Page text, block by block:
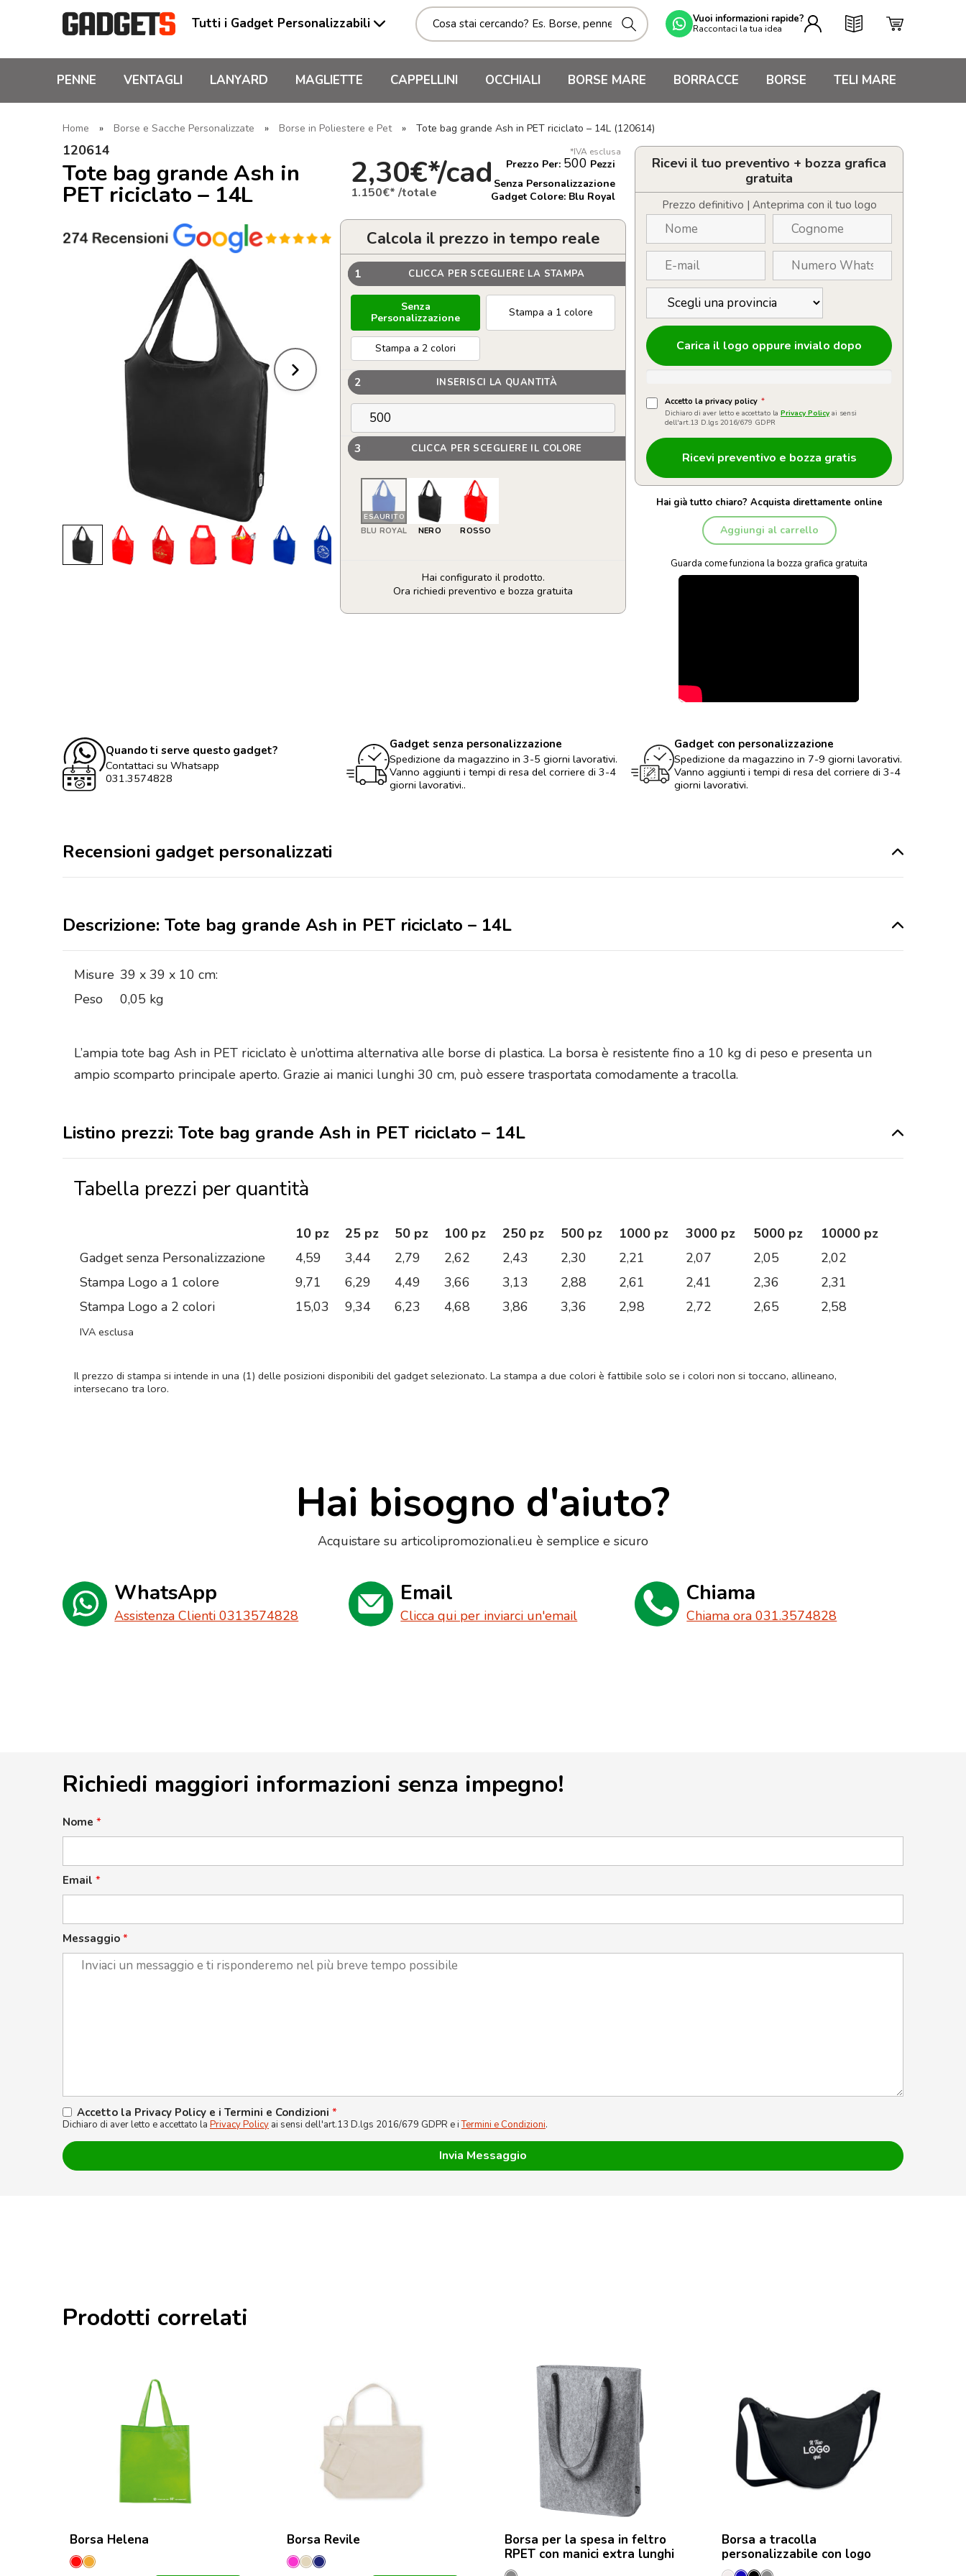
Tutti i Gadget Personalizzabili Vuoi informazioni rapide?
Raccontaci la tua idea
PENNE VENTAGLI LANYARD MAGLIETTE CAPPELLINI OCCHIALI BORSE MARE BORRACCE BORSE TELI MARE
Home » Borse e Sacche Personalizzate » Borse in Poliestere e Pet » Tote bag grande Ash in PET riciclato – 14L (120614)
120614
Tote bag grande Ash in
PET riciclato – 14L
*IVA esclusa
2,30€*/cad
1.150€* /totale
Prezzo Per: 500 Pezzi
Senza Personalizzazione
Gadget Colore: Blu Royal
Calcola il prezzo in tempo reale
1 CLICCA PER SCEGLIERE LA STAMPA
Senza
Personalizzazione
Stampa a 1 colore
Stampa a 2 colori
2 INSERISCI LA QUANTITÀ
3 CLICCA PER SCEGLIERE IL COLORE
ESAURITO
BLU ROYAL NERO ROSSO
Hai configurato il prodotto.
Ora richiedi preventivo e bozza gratuita
Tote
Ricevi il tuo preventivo + bozza grafica
gratuita
Prezzo definitivo | Anteprima con il tuo logo
Carica il logo oppure invialo dopo
Accetto la privacy policy *
Dichiaro di aver letto e accettato la Privacy Policy ai sensi
dell'art.13 D.lgs 2016/679 GDPR
Hai già tutto chiaro? Acquista direttamente online
Aggiungi al carrello
Guarda come funziona la bozza grafica gratuita
Quando ti serve questo gadget?
Contattaci su Whatsapp
031.3574828
Gadget senza personalizzazione
Spedizione da magazzino in 3-5 giorni lavorativi.
Vanno aggiunti i tempi di resa del corriere di 3-4
giorni lavorativi..
Gadget con personalizzazione
Spedizione da magazzino in 7-9 giorni lavorativi.
Vanno aggiunti i tempi di resa del corriere di 3-4
giorni lavorativi.
Recensioni gadget personalizzati
Descrizione: Tote bag grande Ash in PET riciclato – 14L
Misure 39 x 39 x 10 cm:
Peso
0,05 kg
L’ampia tote bag Ash in PET riciclato è un’ottima alternativa alle borse di plastica. La borsa è resistente fino a 10 kg di peso e presenta un
ampio scomparto principale aperto. Grazie ai manici lunghi 30 cm, può essere trasportata comodamente a tracolla.
Listino prezzi: Tote bag grande Ash in PET riciclato – 14L
Tabella prezzi per quantità
10 pz 25 pz 50 pz 100 pz 250 pz 500 pz 1000 pz 3000 pz 5000 pz
10000 pz
Gadget senza Personalizzazione
4,59 3,44 2,79 2,62 2,43 2,30 2,21 2,07 2,05
2,02
Stampa Logo a 1 colore
9,71 6,29 4,49 3,66 3,13 2,88 2,61 2,41 2,36
2,31
Stampa Logo a 2 colori
15,03 9,34 6,23 4,68 3,86 3,36 2,98 2,72 2,65 2,58
IVA esclusa
Il prezzo di stampa si intende in una (1) delle posizioni disponibili del gadget selezionato. La stampa a due colori è fattibile solo se i colori non si toccano, allineano,
intersecano tra loro.
Hai bisogno d'aiuto?
Acquistare su articolipromozionali.eu è semplice e sicuro
WhatsApp
Assistenza Clienti 0313574828
Email
Clicca qui per inviarci un'email
Chiama
Chiama ora 031.3574828
Richiedi maggiori informazioni senza impegno!
Nome *
Email *
Messaggio *
Accetto la Privacy Policy e i Termini e Condizioni *
Dichiaro di aver letto e accettato la Privacy Policy ai sensi dell'art.13 D.lgs 2016/679 GDPR e iTermini e Condizioni.
Prodotti correlati
Borsa Helena
RossoOrange
Borsa Revile
Fucsia
Naturale
Marineo
Borsa per la spesa in feltro
RPET con manici extra lunghi
Borsa a tracolla
personalizzabile con logo